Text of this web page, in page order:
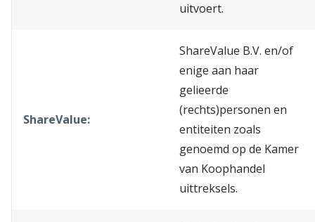
uitvoert.
ShareValue:
ShareValue B.V. en/of
enige aan haar
gelieerde
(rechts)personen en
entiteiten zoals
genoemd op de Kamer
van Koophandel
uittreksels.